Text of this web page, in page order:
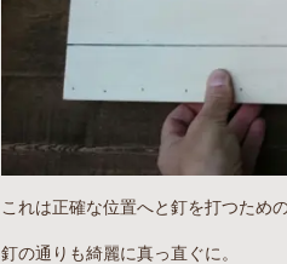
これは正確な位置へと釘を打つため
釘の通りも綺麗に真っ直ぐに。